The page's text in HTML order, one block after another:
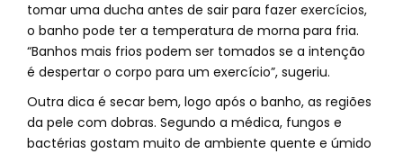
tomar uma ducha antes de sair para fazer exercícios,
o banho pode ter a temperatura de morna para fria.
“Banhos mais frios podem ser tomados se a intenção
é despertar o corpo para um exercício”, sugeriu.
Outra dica é secar bem, logo após o banho, as regiões
da pele com dobras. Segundo a médica, fungos e
bactérias gostam muito de ambiente quente e úmido